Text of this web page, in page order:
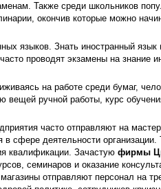
Также среди школьников
окончив которые можно
языков. Знать иностранный язык
проводят экзамены на знание
на работе среди бумаг,
вещей ручной работы, курс
часто отправляют на
сфере деятельности организации.
квалификации. Зачастую фирмы
семинаров и оказание
отправляют персонал на